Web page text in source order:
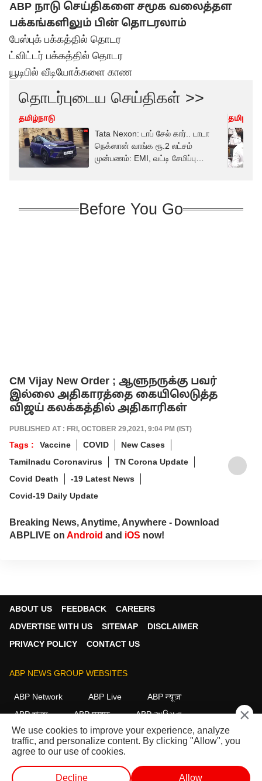
ABP நாடு செய்திகளை சமூக வலைத்தள
பக்கங்களிலும் பின் தொடரலாம்
பேஸ்புக் பக்கத்தில் தொடர
ட்விட்டர் பக்கத்தில் தொடர
யூடிபில் வீடியோக்களை காண
தொடர்புடைய செய்திகள் >>
தமிழ்நாடு
Tata Nexon: டாப் சேல் கார்.. டாடா
நெக்ஸான் வாங்க ரூ.2 லட்சம்
முன்பணம்: EMI, வட்டி சேமிப்பு
Before You Go
CM Vijay New Order ; ஆளுநருக்கு பவர்
இல்லை அதிகாரத்தை கையிலெடுத்த
விஜய் கலக்கத்தில் அதிகாரிகள்
PUBLISHED AT : FRI, OCTOBER 29,2021, 9:04 PM (IST)
Tags : Vaccine COVID
New Cases
Tamilnadu Coronavirus
TN Corona Update
Covid Death
-19 Latest News
Covid-19 Daily Update
Breaking News, Anytime, Anywhere - Download
ABPLIVE on Android and iOS now!
ABOUT US FEEDBACK
CAREERS
ADVERTISE WITH US
SITEMAP
DISCLAIMER
PRIVACY POLICY
CONTACT US
ABP NEWS GROUP WEBSITES
ABP Network ABP Live
ABP न्यूज़
ABP আনন্দ
ABP माझा
ABP અસ્મિતા
ABP Ganga
ABP ਸਾਂਝਾ ABP நாடு ABP దేశం
FOLLOW US
×
We use cookies to improve your experience, analyze
traffic, and personalize content. By clicking "Allow", you
agree to our use of cookies.
Decline Allow